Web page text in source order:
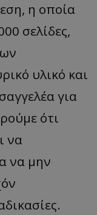
η οποία
σελίδες,
υλικό και
για
ότι
να
να μην